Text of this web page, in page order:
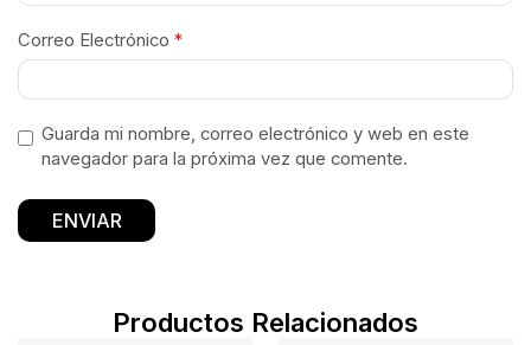
Correo Electrónico *
Guarda mi nombre, correo electrónico y web en este
navegador para la próxima vez que comente.
Productos Relacionados